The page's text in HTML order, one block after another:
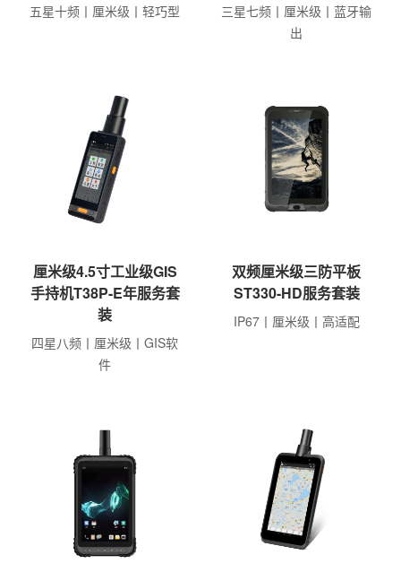
五星十频丨厘米级丨轻巧型
三星七频丨厘米级丨蓝牙输
出
厘米级4.5寸工业级GIS
手持机T38P-E年服务套
装
四星八频丨厘米级丨GIS软
件
双频厘米级三防平板
ST330-HD服务套装
IP67丨厘米级丨高适配